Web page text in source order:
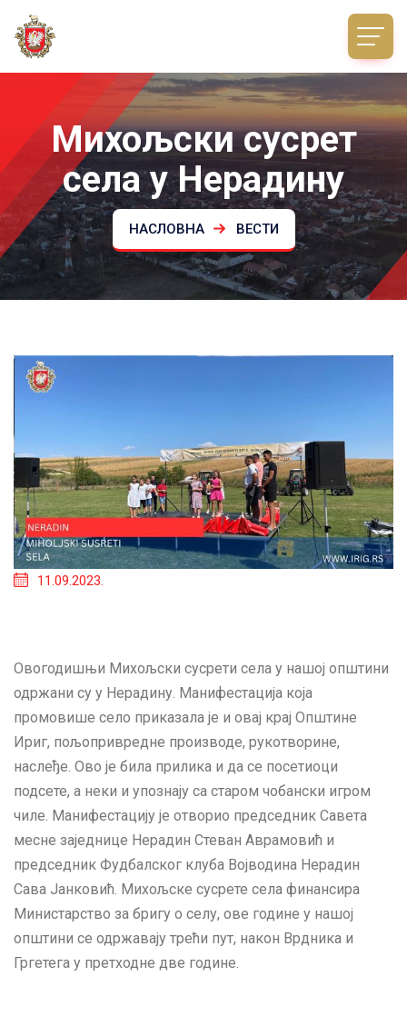
Михољски сусрет
села у Нерадину
НАСЛОВНА ВЕСТИ
11.09.2023.
Овогодишњи Михољски сусрети села у нашој општини
одржани су у Нерадину. Манифестација која
промовише село приказала је и овај крај Општине
Ириг, пољопривредне производе, рукотворине,
наслеђе. Ово је била прилика и да се посетиоци
подсете, а неки и упознају са старом чобански игром
чиле. Манифестацију је отворио председник Савета
месне заједнице Нерадин Стеван Аврамовић и
председник Фудбалског клуба Војводина Нерадин
Сава Јанковић. Михољске сусрете села финансира
Министарство за бригу о селу, ове године у нашој
општини се одржавају трећи пут, након Врдника и
Гргетега у претходне две године.